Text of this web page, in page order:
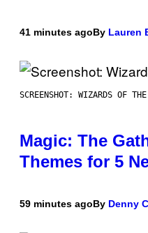
41 minutes agoBy Lauren
SCREENSHOT: WIZARDS OF
Magic: The
Themes for 5
59 minutes agoBy Denny